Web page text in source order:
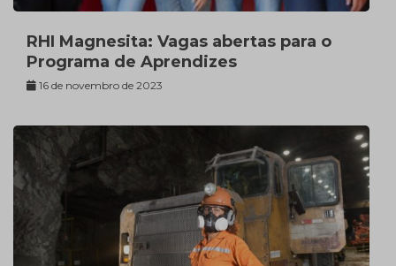
RHI Magnesita: Vagas abertas para o
Programa de Aprendizes
16 de novembro de 2023